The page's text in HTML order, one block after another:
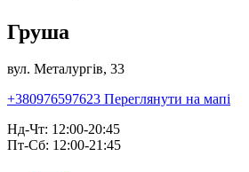
Груша
вул. Металургів, 33
+380976597623 Переглянути на мапі
Нд-Чт: 12:00-20:45
Пт-Сб: 12:00-21:45